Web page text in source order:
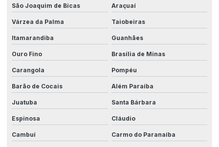
São Joaquim de Bicas Araçuaí
Várzea da Palma Taiobeiras
Itamarandiba Guanhães
Ouro Fino Brasília de Minas
Carangola Pompéu
Barão de Cocais Além Paraíba
Juatuba Santa Bárbara
Espinosa Cláudio
Cambuí Carmo do Paranaíba